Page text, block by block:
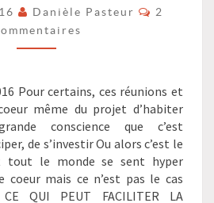
JOURNEES
CHANTIERS
?
Danièle Pasteur
2
Pour certains, ces réunions et
même du projet d’habiter
conscience que c’est
de s’investir Ou alors c’est le
tout le monde se sent hyper
coeur mais ce n’est pas le cas
QUI PEUT FACILITER LA